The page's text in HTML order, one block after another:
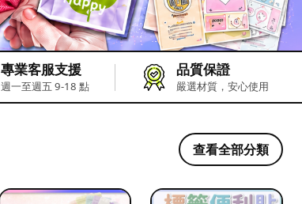
專業客服支援
週一至週五 9-18 點
品質保證
嚴選材質，安心使用
查看全部分類